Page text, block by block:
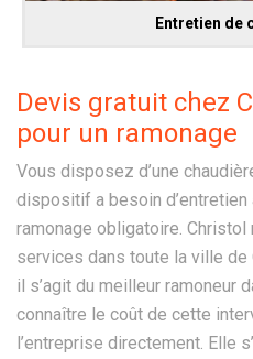
Entretien de
Devis gratuit chez
pour un ramonage
Vous disposez d’une
dispositif a besoin d’entretien
ramonage obligatoire.
services dans toute la ville de
il s’agit du meilleur ramoneur
connaître le coût de cette
l’entreprise directement. Elle